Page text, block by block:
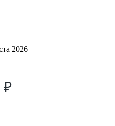
2026
₽